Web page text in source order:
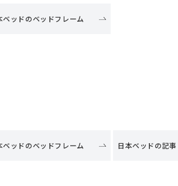
ベッドのベッドフレーム
ベッドのベッドフレーム 日本ベッドの記事